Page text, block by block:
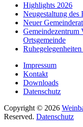
Highlights 2026
Neugestaltung des
Neuer
Ortsgemeinde
Impressum
Kontakt
Downloads
Datenschutz
Copyright © 2026
Reserved. Datenschutz